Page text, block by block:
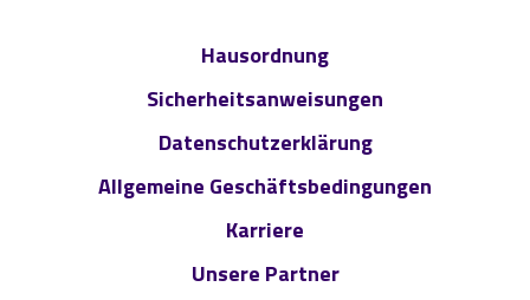
Hausordnung
Sicherheitsanweisungen
Datenschutzerklärung
Allgemeine Geschäftsbedingungen
Karriere
Unsere Partner